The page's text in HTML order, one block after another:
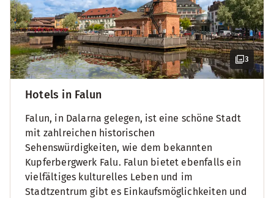
3
Hotels in Falun
Falun, in Dalarna gelegen, ist eine schöne Stadt
mit zahlreichen historischen
Sehenswürdigkeiten, wie dem bekannten
Kupferbergwerk Falu. Falun bietet ebenfalls ein
vielfältiges kulturelles Leben und im
Stadtzentrum gibt es Einkaufsmöglichkeiten und